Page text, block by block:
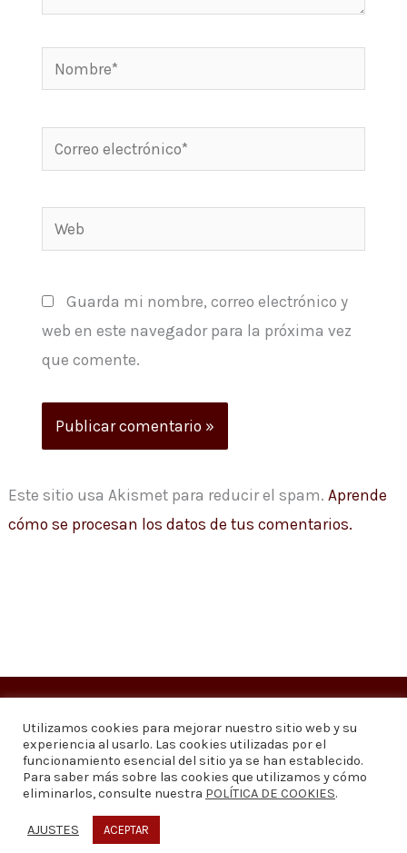
Nombre*
Correo
electrónico*
Web
Guarda mi nombre, correo electrónico y
web en este navegador para la próxima vez
que comente.
Este sitio usa Akismet para reducir el spam.Aprende
cómo se procesan los datos de tus comentarios.
Copyright © 2026Visión 20/20 Noticias
Visión 20/20 Noticias - Edición 1.095
Contáctenos
Quiénes somos
Política de privacidad
Utilizamos cookies para mejorar nuestro sitio web y su
experiencia al usarlo. Las cookies utilizadas por el
funcionamiento esencial del sitio ya se han establecido.
Para saber más sobre las cookies que utilizamos y cómo
eliminarlos, consulte nuestra POLÍTICA DE COOKIES.
AJUSTES ACEPTAR